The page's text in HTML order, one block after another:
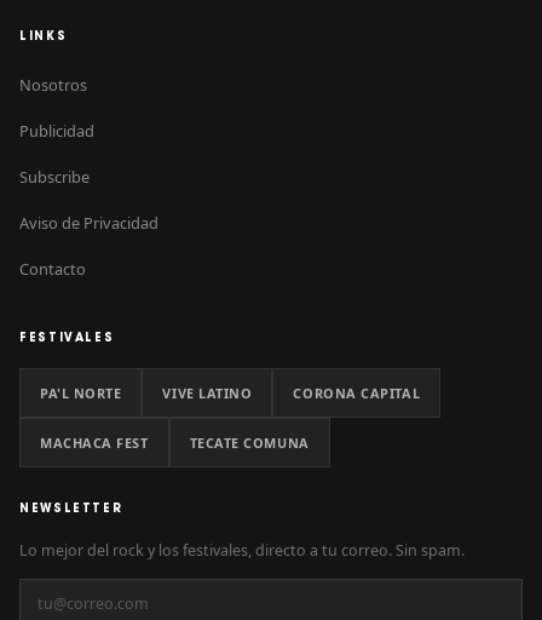
LINKS
Nosotros
Publicidad
Subscribe
Aviso de Privacidad
Contacto
FESTIVALES
PA'L NORTE VIVE LATINO CORONA CAPITAL
MACHACA FEST TECATE COMUNA
NEWSLETTER
Lo mejor del rock y los festivales, directo a tu correo. Sin spam.